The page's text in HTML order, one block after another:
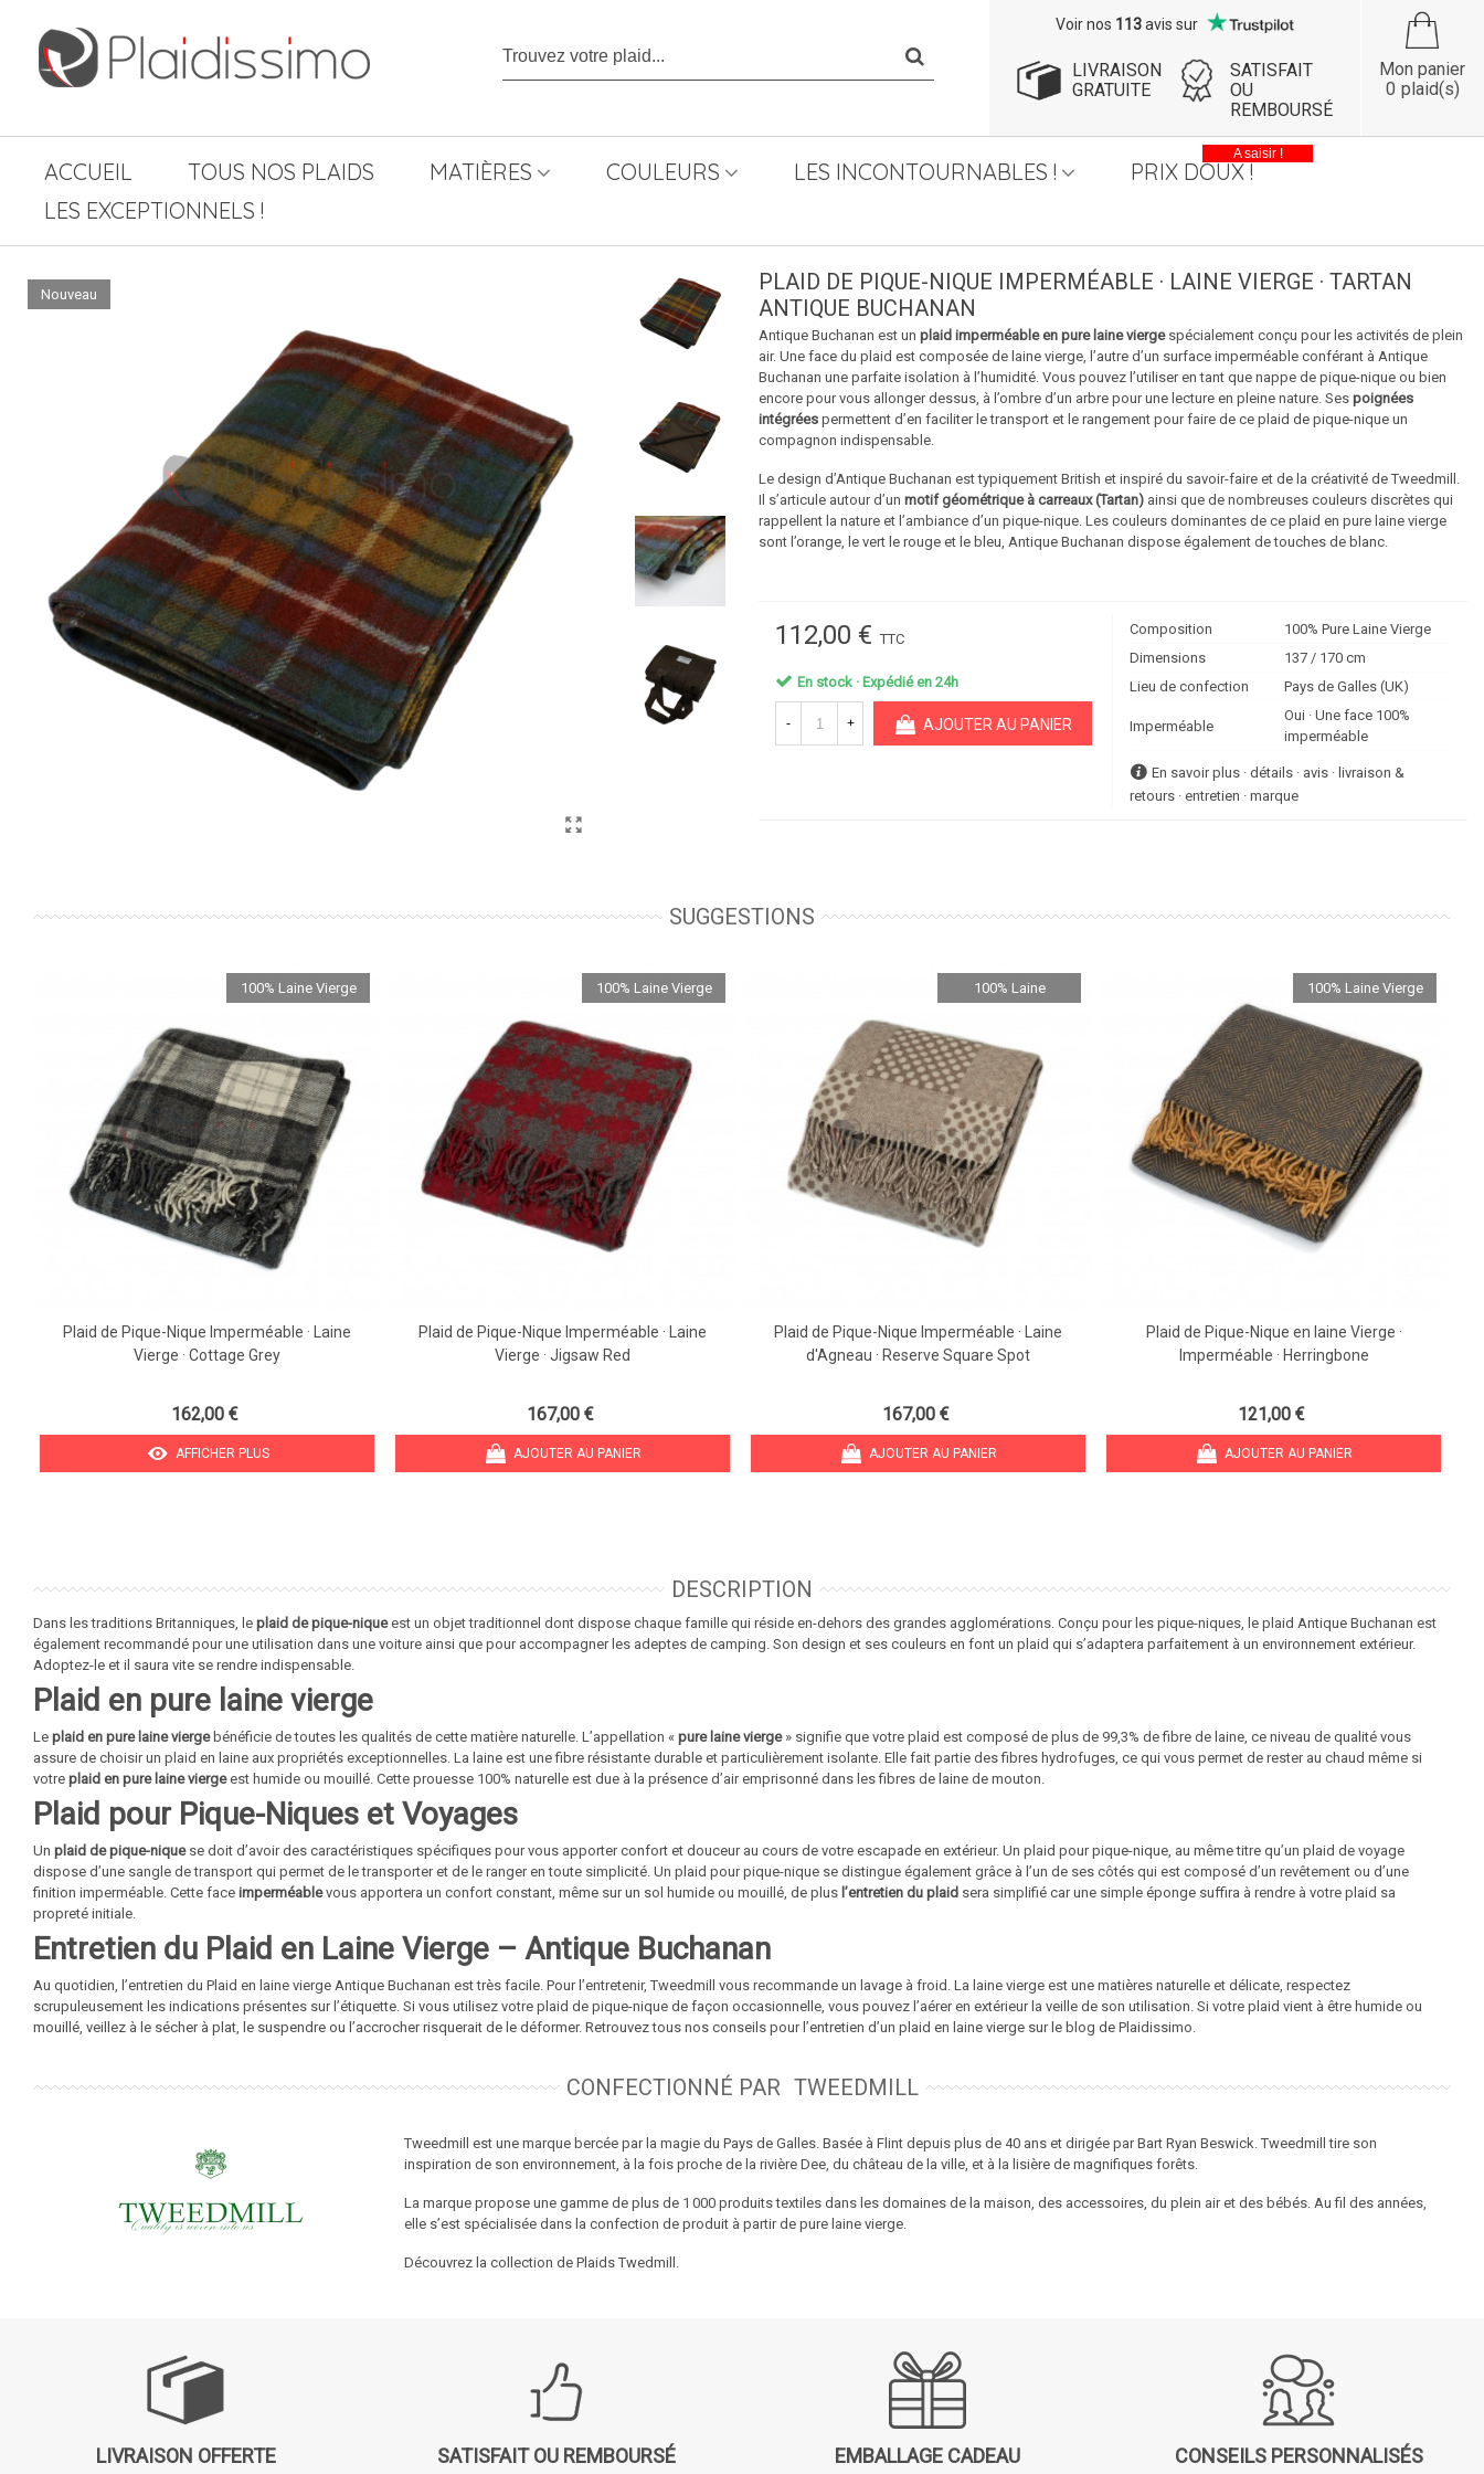
Voir nos 113avis sur
LIVRAISON
GRATUITE
SATISFAIT
OU
REMBOURSÉ
Mon panier
0 plaid(s)
ACCUEIL TOUS NOS PLAIDS MATIÈRES COULEURS LES INCONTOURNABLES ! PRIX DOUX !
A saisir !
LES EXCEPTIONNELS !
Nouveau
PLAID DE PIQUE-NIQUE IMPERMÉABLE · LAINE VIERGE · TARTAN
ANTIQUE BUCHANAN
Antique Buchanan est un plaid imperméable en pure laine viergespécialement conçu pour les activités de plein
air. Une face du plaid est composée de laine vierge, l’autre d’un surface imperméable conférant à Antique
Buchanan une parfaite isolation à l’humidité. Vous pouvez l’utiliser en tant que nappe de pique-nique ou bien
encore pour vous allonger dessus, à l’ombre d’un arbre pour une lecture en pleine nature. Ses poignées
intégrées permettent d’en faciliter le transport et le rangement pour faire de ce plaid de pique-nique un
compagnon indispensable.
Le design d’Antique Buchanan est typiquement British et inspiré du savoir-faire et de la créativité de Tweedmill.
Il s’articule autour d’un motif géométrique à carreaux (Tartan) ainsi que de nombreuses couleurs discrètes qui
rappellent la nature et l’ambiance d’un pique-nique. Les couleurs dominantes de ce plaid en pure laine vierge
sont l’orange, le vert le rouge et le bleu, Antique Buchanan dispose également de touches de blanc.
112,00 € TTC
En stock · Expédié en 24h
- + AJOUTER AU PANIER
Composition
100% Pure Laine Vierge
Dimensions
137 / 170 cm
Lieu de confection
Pays de Galles (UK)
Imperméable
Oui · Une face 100%
imperméable
En savoir plus · détails · avis · livraison &
retours · entretien · marque
SUGGESTIONS
100% Laine Vierge
Plaid de Pique-Nique Imperméable · Laine
Vierge · Cottage Grey
162,00 €
AFFICHER PLUS
100% Laine Vierge
Plaid de Pique-Nique Imperméable · Laine
Vierge · Jigsaw Red
167,00 €
AJOUTER AU PANIER
100% Laine
Plaid de Pique-Nique Imperméable · Laine
d'Agneau · Reserve Square Spot
167,00 €
AJOUTER AU PANIER
100% Laine Vierge
Plaid de Pique-Nique en laine Vierge ·
Imperméable · Herringbone
121,00 €
AJOUTER AU PANIER
DESCRIPTION
Dans les traditions Britanniques, le plaid de pique-niqueest un objet traditionnel dont dispose chaque famille qui réside en-dehors des grandes agglomérations. Conçu pour les pique-niques, le plaid Antique Buchanan est
également recommandé pour une utilisation dans une voiture ainsi que pour accompagner les adeptes de camping. Son design et ses couleurs en font un plaid qui s’adaptera parfaitement à un environnement extérieur.
Adoptez-le et il saura vite se rendre indispensable.
Plaid en pure laine vierge
Le plaid en pure laine viergebénéficie de toutes les qualités de cette matière naturelle. L’appellation « pure laine vierge» signifie que votre plaid est composé de plus de 99,3% de fibre de laine, ce niveau de qualité vous
assure de choisir un plaid en laine aux propriétés exceptionnelles. La laine est une fibre résistante durable et particulièrement isolante. Elle fait partie des fibres hydrofuges, ce qui vous permet de rester au chaud même si
votre plaid en pure laine viergeest humide ou mouillé. Cette prouesse 100% naturelle est due à la présence d’air emprisonné dans les fibres de laine de mouton.
Plaid pour Pique-Niques et Voyages
Un plaid de pique-niquese doit d’avoir des caractéristiques spécifiques pour vous apporter confort et douceur au cours de votre escapade en extérieur. Un plaid pour pique-nique, au même titre qu’un plaid de voyage
dispose d’une sangle de transport qui permet de le transporter et de le ranger en toute simplicité. Un plaid pour pique-nique se distingue également grâce à l’un de ses côtés qui est composé d’un revêtement ou d’une
finition imperméable. Cette face imperméablevous apportera un confort constant, même sur un sol humide ou mouillé, de plus l’entretien du plaid sera simplifié car une simple éponge suffira à rendre à votre plaid sa
propreté initiale.
Entretien du Plaid en Laine Vierge – Antique Buchanan
Au quotidien, l’entretien du Plaid en laine vierge Antique Buchanan est très facile. Pour l’entretenir, Tweedmill vous recommande un lavage à froid. La laine vierge est une matières naturelle et délicate, respectez
scrupuleusement les indications présentes sur l’étiquette. Si vous utilisez votre plaid de pique-nique de façon occasionnelle, vous pouvez l’aérer en extérieur la veille de son utilisation. Si votre plaid vient à être humide ou
mouillé, veillez à le sécher à plat, le suspendre ou l’accrocher risquerait de le déformer. Retrouvez tous nos conseils pour l’entretien d’un plaid en laine vierge sur le blog de Plaidissimo.
CONFECTIONNÉ PAR TWEEDMILL
Tweedmill est une marque bercée par la magie du Pays de Galles. Basée à Flint depuis plus de 40 ans et dirigée par Bart Ryan Beswick.Tweedmill tire son
inspiration de son environnement, à la fois proche de la rivière Dee, du château de la ville, et à la lisière de magnifiques forêts.
La marque propose une gamme de plus de 1 000 produits textiles dans les domaines de la maison, des accessoires, du plein air et des bébés. Au fil des années,
elle s’est spécialisée dans la confection de produit à partir de pure laine vierge.
Découvrez la collection de Plaids Twedmill.
LIVRAISON OFFERTE SATISFAIT OU REMBOURSÉ EMBALLAGE CADEAU CONSEILS PERSONNALISÉS